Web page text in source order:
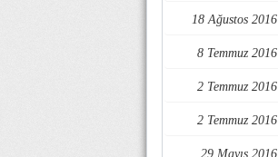
18 Ağustos 2016
8 Temmuz 2016
2 Temmuz 2016
2 Temmuz 2016
29 Mayıs 2016